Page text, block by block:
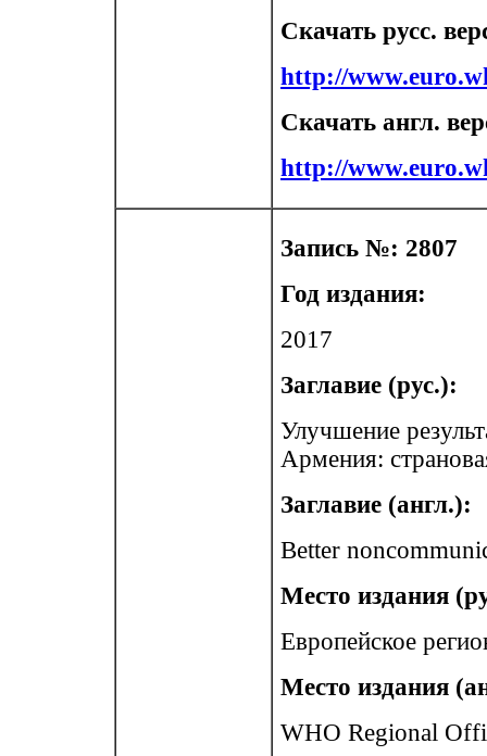
Скачать русс.
http://
Скачать англ.
http://
Запись №: 2807
Год издания:
2017
Заглавие (рус.):
Улучшение
Армения:
Заглавие (англ.):
Better
Место издания
Европейское
Место издания
WHO Regional